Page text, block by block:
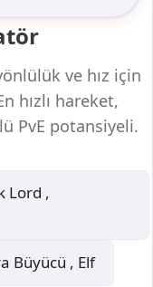
ve hız için
hızlı hareket,
PvE potansiyeli.
Lord ,
Büyücü , Elf